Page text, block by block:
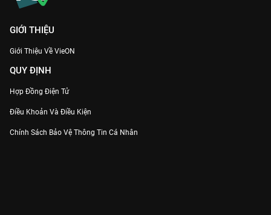
GIỚI THIỆU
Giới Thiệu Về VieON
QUY ĐỊNH
Hợp Đồng Điện Tử
Điều Khoản Và Điều Kiện
Chính Sách Bảo Vệ Thông Tin Cá Nhân